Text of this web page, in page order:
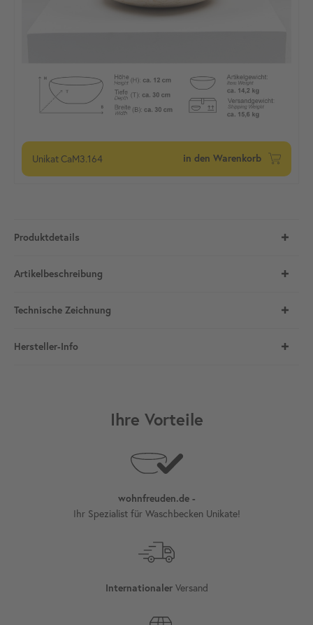
Unikat CaM3.164 in den Warenkorb
Produktdetails
Artikelbeschreibung
Technische Zeichnung
Hersteller-Info
Ihre Vorteile
wohnfreuden.de -
Ihr Spezialist für Waschbecken Unikate!
InternationalerVersand